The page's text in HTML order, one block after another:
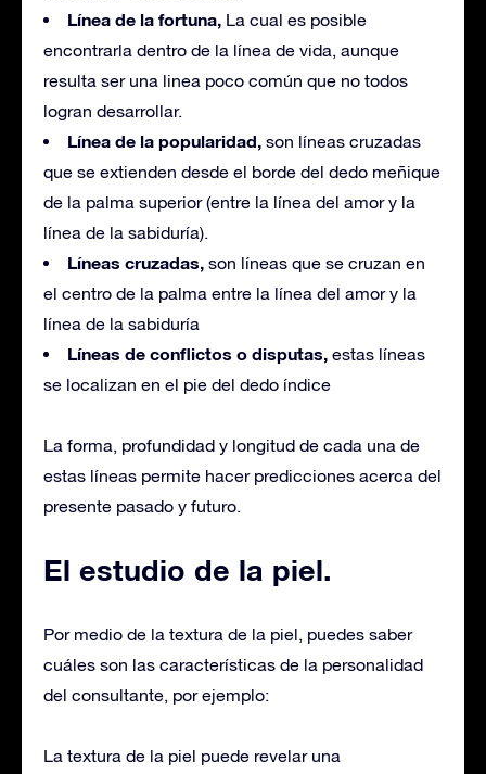
Línea de la fortuna, La cual es posible
encontrarla dentro de la línea de vida, aunque
resulta ser una linea poco común que no todos
logran desarrollar.
Línea de la popularidad, son líneas cruzadas
que se extienden desde el borde del dedo meñique
de la palma superior (entre la línea del amor y la
línea de la sabiduría).
Líneas cruzadas, son líneas que se cruzan en
el centro de la palma entre la línea del amor y la
línea de la sabiduría
Líneas de conflictos o disputas, estas líneas
se localizan en el pie del dedo índice
La forma, profundidad y longitud de cada una de
estas líneas permite hacer predicciones acerca del
presente pasado y futuro.
El estudio de la piel.
Por medio de la textura de la piel, puedes saber
cuáles son las características de la personalidad
del consultante, por ejemplo:
La textura de la piel puede revelar una